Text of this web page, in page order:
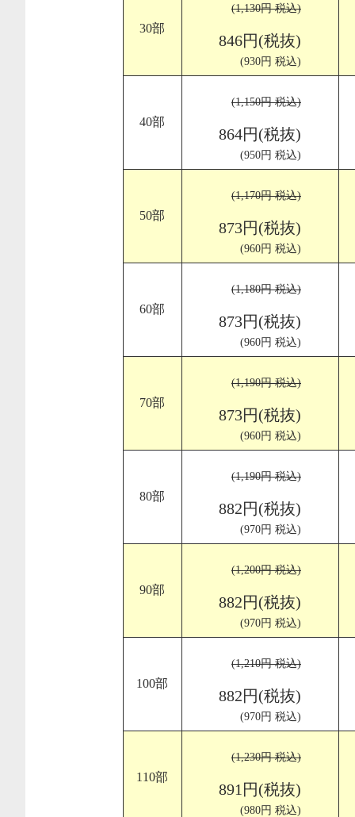
30部
(1,130円 税込)
846円(税抜)
(930円 税込)
40部
(1,150円 税込)
864円(税抜)
(950円 税込)
50部
(1,170円 税込)
873円(税抜)
(960円 税込)
60部
(1,180円 税込)
873円(税抜)
(960円 税込)
70部
(1,190円 税込)
873円(税抜)
(960円 税込)
80部
(1,190円 税込)
882円(税抜)
(970円 税込)
90部
(1,200円 税込)
882円(税抜)
(970円 税込)
100部
(1,210円 税込)
882円(税抜)
(970円 税込)
110部
(1,230円 税込)
891円(税抜)
(980円 税込)